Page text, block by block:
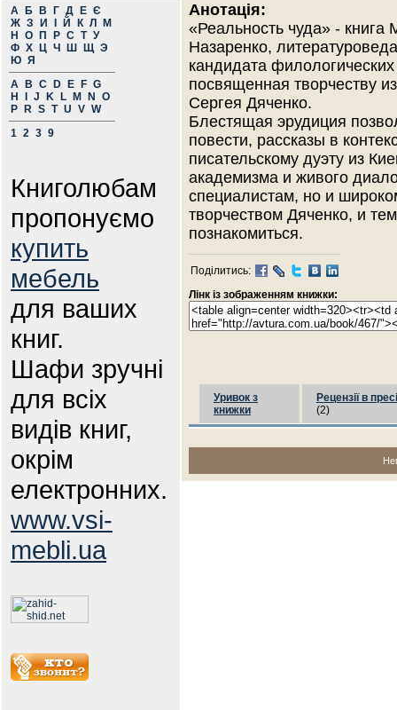
А Б В Г Д Е Є
Ж З И Й К Л
М
Н
О П Р С Т У
Ф Х Ц Ч Ш Щ Э
Ю Я
A
B C D E F G
H
J K L M N
O
P
R S T U V W
1 2 3 9
Книголюбам
пропонуємо
купить
мебель
для ваших
книг.
Шафи зручні
для всіх
видів книг,
окрім
електронних.
www.vsi-
mebli.ua
Анотація:
«Реальность чуда» - книга
Назаренко,
кандидата филологических
посвященная творчеству
Сергея Дяченко.
Блестящая эрудиция
повести, рассказы в
писательскому дуэту из
академизма и живого
специалистам, но и
творчеством Дяченко, и
познакомиться.
Поділитись:
Лінк із зображенням книжки:
Уривок з
книжки
Рецензії в пресі
(2)